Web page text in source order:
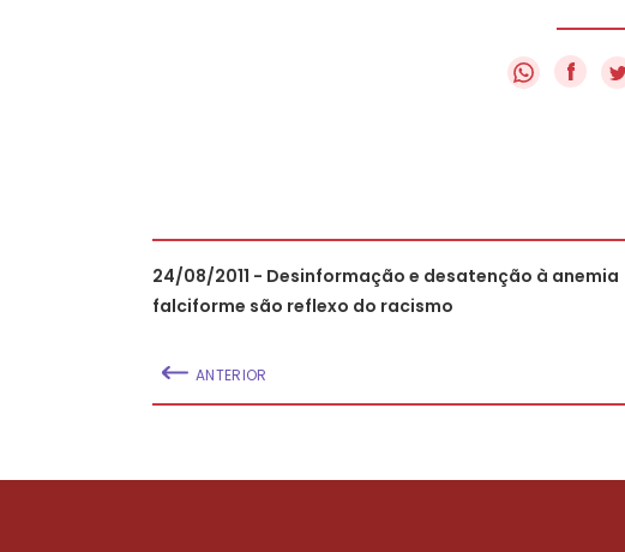
f
24/08/2011 - Desinformação e desatenção à anemia
falciforme são reflexo do racismo
ANTERIOR